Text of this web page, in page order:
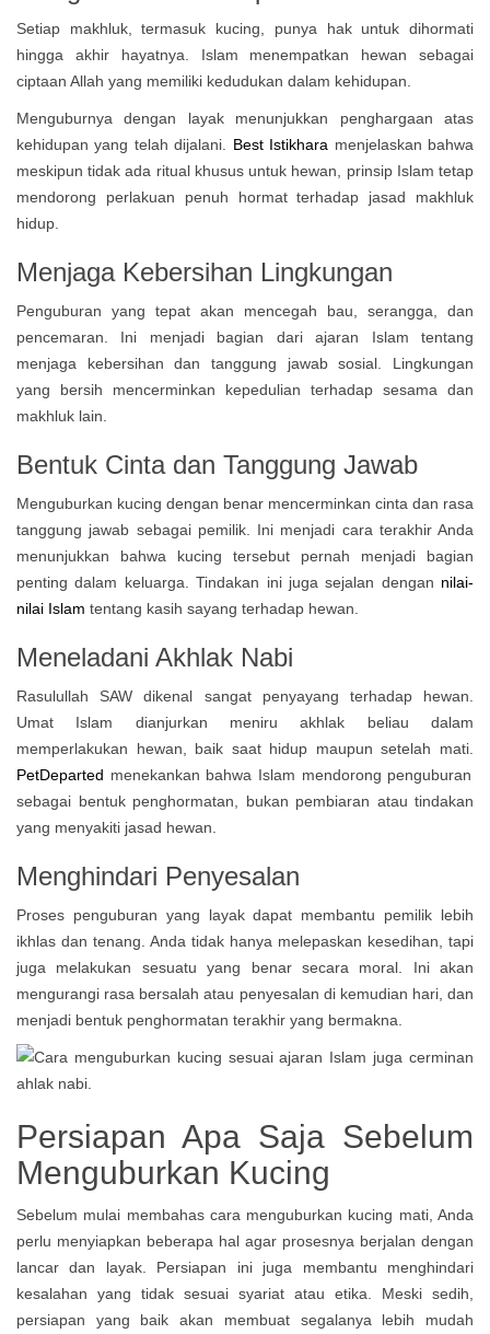
Setiap makhluk, termasuk kucing, punya hak untuk dihormati
hingga akhir hayatnya. Islam menempatkan hewan sebagai
ciptaan Allah yang memiliki kedudukan dalam kehidupan.
Menguburnya dengan layak menunjukkan penghargaan atas
kehidupan yang telah dijalani.
Best Istikhara menjelaskan bahwa
meskipun tidak ada ritual khusus untuk hewan, prinsip Islam tetap
mendorong perlakuan penuh hormat terhadap jasad makhluk
hidup.
Menjaga Kebersihan Lingkungan
Penguburan yang tepat akan mencegah bau, serangga, dan
pencemaran. Ini menjadi bagian dari ajaran Islam tentang
menjaga kebersihan dan tanggung jawab sosial. Lingkungan
yang bersih mencerminkan kepedulian terhadap sesama dan
makhluk lain.
Bentuk Cinta dan Tanggung Jawab
Menguburkan kucing dengan benar mencerminkan cinta dan rasa
tanggung jawab sebagai pemilik. Ini menjadi cara terakhir Anda
menunjukkan bahwa kucing tersebut pernah menjadi bagian
penting dalam keluarga. Tindakan ini juga sejalan dengan nilai-
nilai Islam tentang kasih sayang terhadap hewan.
Meneladani Akhlak Nabi
Rasulullah SAW dikenal sangat penyayang terhadap hewan.
Umat Islam dianjurkan meniru akhlak beliau dalam
memperlakukan hewan, baik saat hidup maupun setelah mati.
PetDeparted menekankan bahwa Islam mendorong penguburan
sebagai bentuk penghormatan, bukan pembiaran atau tindakan
yang menyakiti jasad hewan.
Menghindari Penyesalan
Proses penguburan yang layak dapat membantu pemilik lebih
ikhlas dan tenang. Anda tidak hanya melepaskan kesedihan, tapi
juga melakukan sesuatu yang benar secara moral. Ini akan
mengurangi rasa bersalah atau penyesalan di kemudian hari, dan
menjadi bentuk penghormatan terakhir yang bermakna.
Persiapan Apa Saja Sebelum
Menguburkan Kucing
Sebelum mulai membahas cara menguburkan kucing mati, Anda
perlu menyiapkan beberapa hal agar prosesnya berjalan dengan
lancar dan layak. Persiapan ini juga membantu menghindari
kesalahan yang tidak sesuai syariat atau etika. Meski sedih,
persiapan yang baik akan membuat segalanya lebih mudah